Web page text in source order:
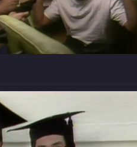
今集主持杜德伟及林敏骢会联同多
令观众开怀大笑之余，还探讨香港
有趣事发生，今集林敏骢会摇身一